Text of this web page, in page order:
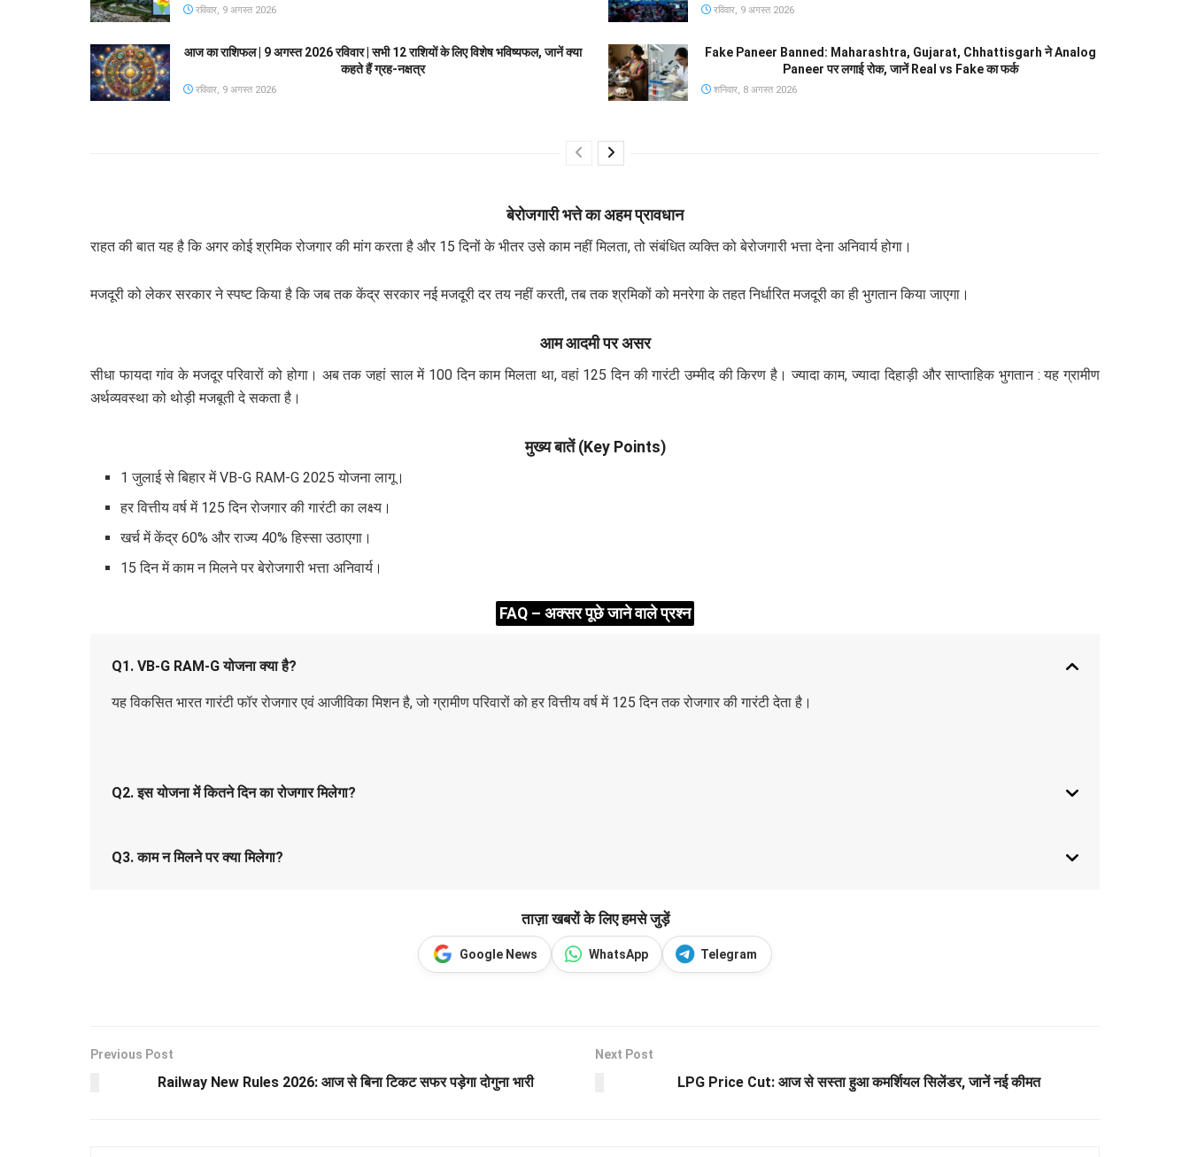
रविवार, 9 अगस्त 2026 रविवार, 9 अगस्त 2026
आज का राशिफल | 9 अगस्त 2026 रविवार | सभी 12 राशियों के लिए विशेष भविष्यफल, जानें क्या
कहते हैं ग्रह-नक्षत्र
रविवार, 9 अगस्त 2026
Fake Paneer Banned: Maharashtra, Gujarat, Chhattisgarh ने Analog
Paneer पर लगाई रोक, जानें Real vs Fake का फर्क
शनिवार, 8 अगस्त 2026
बेरोजगारी भत्ते का अहम प्रावधान
राहत की बात यह है कि अगर कोई श्रमिक रोजगार की मांग करता है और 15 दिनों के भीतर उसे काम नहीं मिलता, तो संबंधित व्यक्ति को बेरोजगारी भत्ता देना अनिवार्य होगा।
मजदूरी को लेकर सरकार ने स्पष्ट किया है कि जब तक केंद्र सरकार नई मजदूरी दर तय नहीं करती, तब तक श्रमिकों को मनरेगा के तहत निर्धारित मजदूरी का ही भुगतान किया जाएगा।
आम आदमी पर असर
सीधा फायदा गांव के मजदूर परिवारों को होगा। अब तक जहां साल में 100 दिन काम मिलता था, वहां 125 दिन की गारंटी उम्मीद की किरण है। ज्यादा काम, ज्यादा दिहाड़ी और साप्ताहिक भुगतान : यह ग्रामीण
अर्थव्यवस्था को थोड़ी मजबूती दे सकता है।
मुख्य बातें (Key Points)
1 जुलाई से बिहार में VB-G RAM-G 2025 योजना लागू।
हर वित्तीय वर्ष में 125 दिन रोजगार की गारंटी का लक्ष्य।
खर्च में केंद्र 60% और राज्य 40% हिस्सा उठाएगा।
15 दिन में काम न मिलने पर बेरोजगारी भत्ता अनिवार्य।
FAQ – अक्सर पूछे जाने वाले प्रश्न
Q1. VB-G RAM-G योजना क्या है?
यह विकसित भारत गारंटी फॉर रोजगार एवं आजीविका मिशन है, जो ग्रामीण परिवारों को हर वित्तीय वर्ष में 125 दिन तक रोजगार की गारंटी देता है।
Q2. इस योजना में कितने दिन का रोजगार मिलेगा?
Q3. काम न मिलने पर क्या मिलेगा?
ताज़ा खबरों के लिए हमसे जुड़ें
Google News WhatsApp Telegram
Previous Post
Railway New Rules 2026: आज से बिना टिकट सफर पड़ेगा दोगुना भारी
Next Post
LPG Price Cut: आज से सस्ता हुआ कमर्शियल सिलेंडर, जानें नई कीमत